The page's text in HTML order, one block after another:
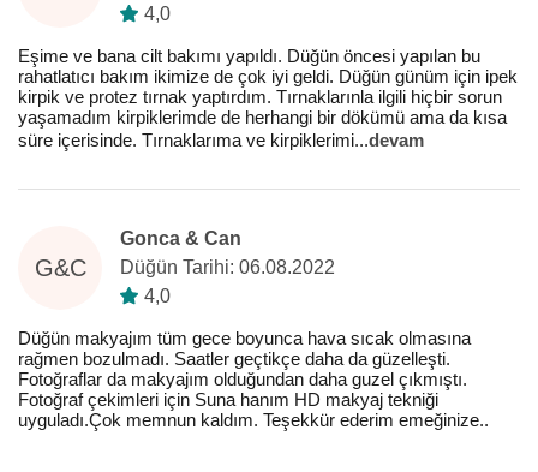
4,0
Eşime ve bana cilt bakımı yapıldı. Düğün öncesi yapılan bu
rahatlatıcı bakım ikimize de çok iyi geldi. Düğün günüm için ipek
kirpik ve protez tırnak yaptırdım. Tırnaklarınla ilgili hiçbir sorun
yaşamadım kirpiklerimde de herhangi bir dökümü ama da kısa
süre içerisinde. Tırnaklarıma ve kirpiklerimi...devam
G&C
Gonca & Can
Düğün Tarihi: 06.08.2022
4,0
Düğün makyajım tüm gece boyunca hava sıcak olmasına
rağmen bozulmadı. Saatler geçtikçe daha da güzelleşti.
Fotoğraflar da makyajım olduğundan daha guzel çıkmıştı.
Fotoğraf çekimleri için Suna hanım HD makyaj tekniği
uyguladı.Çok memnun kaldım. Teşekkür ederim emeğinize..